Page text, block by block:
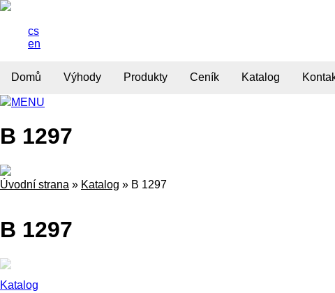
cs
en
Domů Výhody Produkty Ceník Katalog
MENU
B 1297
Úvodní strana » Katalog » B 1297
B 1297
Katalog